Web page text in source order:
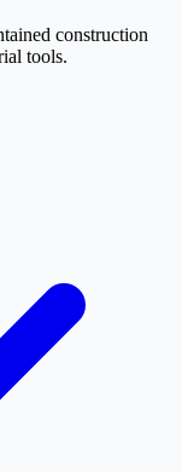
construction
tools.